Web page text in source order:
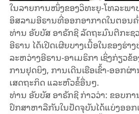
ໃນລາຍການໜຶ່ງຂອງວິທະຍຸ-ໂທລະພາ
ອິສລາມອີຣານທີ່ອອກອາກາດໃນຕອນ
ທ່ານ ອັບບັສ ອາຣັກຊີ ລັດຖະມົນຕີກະຊ
ອີຣານ ໄດ້ເປີດເຜີຍບາງເນື້ອໃນຂອງຮ່າ
ລະຫວ່າງອີຣານ-ອາເມຣິກາ ເຊິ່ງກ່ຽວ
ການຢຸດຍິງ, ການເດີນເຮືອເຂົ້າ-ອອກຜ່
ເສດຖະກິດ ແລະຫົວຂໍ້ອື່ນໆ.
ທ່ານ ອັບບັສ ອາຣັກຊີ ກ່າວວ່າ: ຂອບກາ
ປຶກສາຫາລືກັນໃນປັດຈຸບັນໄດ້ແບ່ງອອກ